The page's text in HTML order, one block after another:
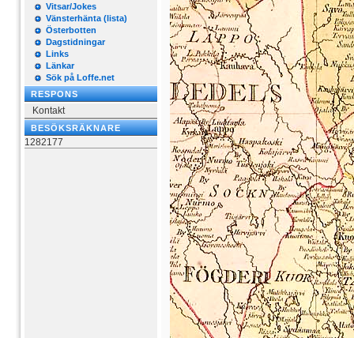
Vitsar/Jokes
Vänsterhänta (lista)
Österbotten
Dagstidningar
Links
Länkar
Sök på Loffe.net
RESPONS
Kontakt
BESÖKSRÄKNARE
1282177